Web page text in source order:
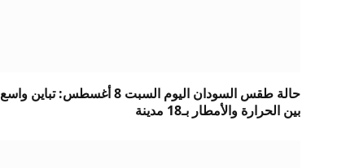
حالة طقس السودان اليوم السبت 8 أغسطس: تباين واسع
بين الحرارة والأمطار بـ18 مدينة